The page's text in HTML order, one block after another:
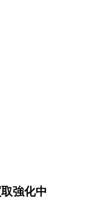
強化中